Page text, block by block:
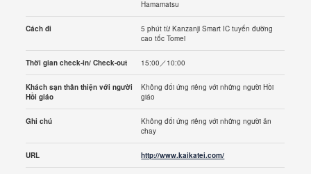
Hamamatsu
Cách đi
5 phút từ Kanzanji Smart IC tuyến đường
cao tốc Tomei
Thời gian check-in/ Check-out 15:00／10:00
Khách sạn thân thiện với người
Hồi giáo
Không đối ứng riêng với những người Hồi
giáo
Ghi chú
Không đối ứng riêng với những người ăn
chay
URL http://www.kaikatei.com/